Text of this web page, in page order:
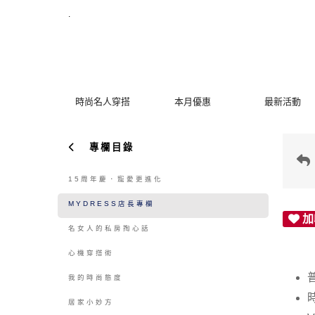
.
時尚名人穿搭 本月優惠 最新活動
專欄目錄
15周年慶．寵愛更進化
MYDRESS店長專欄
名女人的私房掏心話
心機穿搭術
我的時尚態度
居家小妙方